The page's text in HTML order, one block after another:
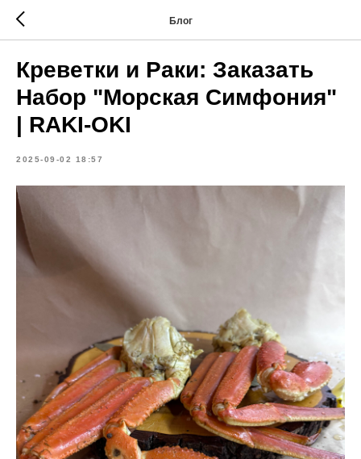
Блог
Креветки и Раки: Заказать
Набор "Морская Симфония"
| RAKI-OKI
2025-09-02 18:57